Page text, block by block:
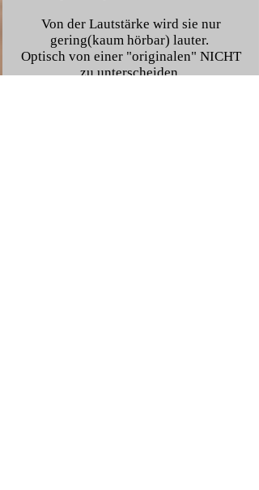
Von der Lautstärke wird sie nur
gering(kaum hörbar) lauter.
Optisch von einer "originalen" NICHT
zu unterscheiden.